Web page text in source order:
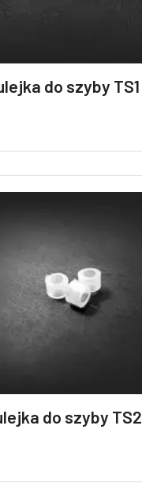
do szyby TS1
do szyby TS2